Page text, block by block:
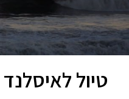
טיול לאיסלנד